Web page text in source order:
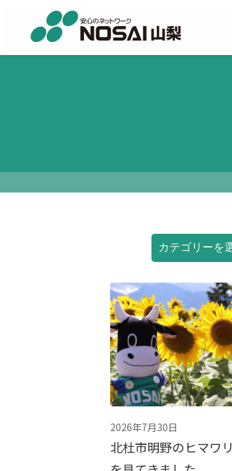
2026年7月30日
北杜市明野のヒマワリ